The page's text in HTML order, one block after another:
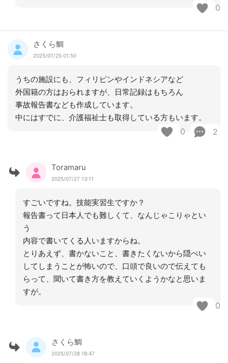
0
さくら鯛
2025/07/25 01:50
うちの施設にも、フィリピンやインドネシアなど
外国籍の方はおられますが、日常記録はもちろん
事故報告書なども作成しています。
中にはすでに、介護福祉士も取得している方もいます。
0 2
Toramaru
2025/07/27 13:11
すごいですね。技能実習生ですか？
報告書って日本人でも難しくて、なんじゃこりゃとい
う
内容で書いてくる人いますからね。
とりあえず、書かないこと、書きたくないから隠ぺい
してしまうことが怖いので、口頭で良いので伝えても
らって、聞いて書き方を教えていくようかなと思いま
すが。
0
さくら鯛
2025/07/28 18:47